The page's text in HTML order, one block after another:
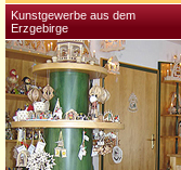
Kunstgewerbe aus dem
Erzgebirge